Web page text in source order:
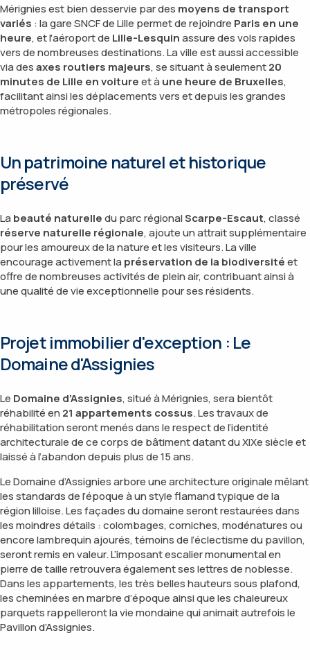
Mérignies est bien desservie par des moyens de transport
variés : la gare SNCF de Lille permet de rejoindre Paris en une
heure, et l'aéroport de Lille-Lesquinassure des vols rapides
vers de nombreuses destinations. La ville est aussi accessible
via desaxes routiers majeurs, se situant à seulement20
minutes de Lille en voitureet à une heure de Bruxelles,
facilitant ainsi les déplacements vers et depuis les grandes
métropoles régionales.
Un patrimoine naturel et historique
préservé
La beauté naturelledu parc régionalScarpe-Escaut, classé
réserve naturelle régionale, ajoute un attrait supplémentaire
pour les amoureux de la nature et les visiteurs. La ville
encourage activement la préservation de la biodiversitéet
offre de nombreuses activités de plein air, contribuant ainsi à
une qualité de vie exceptionnelle pour ses résidents.
Projet immobilier d'exception : Le
Domaine d'Assignies
Le Domaine d’Assignies, situé à Mérignies, sera bientôt
réhabilité en 21 appartements cossus. Les travaux de
réhabilitation seront menés dans le respect de l’identité
architecturale de ce corps de bâtiment datant du XIXe siècle et
laissé à l’abandon depuis plus de 15 ans.
Le Domaine d’Assignies arbore une architecture originale mêlant
les standards de l’époque à un style flamand typique de la
région lilloise. Les façades du domaine seront restaurées dans
les moindres détails : colombages, corniches, modénatures ou
encore lambrequin ajourés, témoins de l’éclectisme du pavillon,
seront remis en valeur. L’imposant escalier monumental en
pierre de taille retrouvera également ses lettres de noblesse.
Dans les appartements, les très belles hauteurs sous plafond,
les cheminées en marbre d’époque ainsi que les chaleureux
parquets rappelleront la vie mondaine qui animait autrefois le
Pavillon d’Assignies.